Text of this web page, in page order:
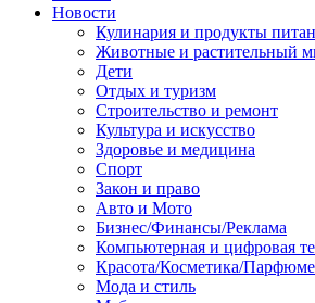
Новости
Кулинария и продукты
Животные и растительный
Дети
Отдых и туризм
Строительство и ремонт
Культура и искусство
Здоровье и медицина
Спорт
Закон и право
Авто и Мото
Бизнес/Финансы/Реклама
Компьютерная и цифровая
Красота/Косметика/
Мода и стиль